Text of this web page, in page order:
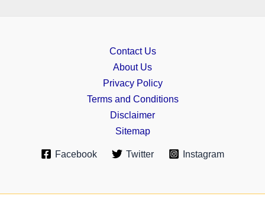
Contact Us
About Us
Privacy Policy
Terms and Conditions
Disclaimer
Sitemap
Facebook Twitter Instagram